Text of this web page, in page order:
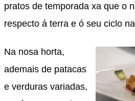
pratos de temporada xa que o
respecto á terra e ó seu ciclo
Na nosa horta,
ademais de patacas
e verduras variadas,